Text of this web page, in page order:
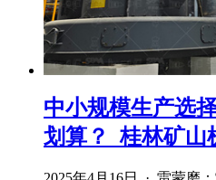
中小规模生产选
划算？_桂林矿山